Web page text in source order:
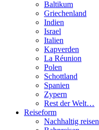
Baltikum
Griechenland
Indien
Israel
Italien
Kapverden
La Réunion
Polen
Schottland
Spanien
Zypern
Rest der Welt…
Reiseform
Nachhaltig reisen